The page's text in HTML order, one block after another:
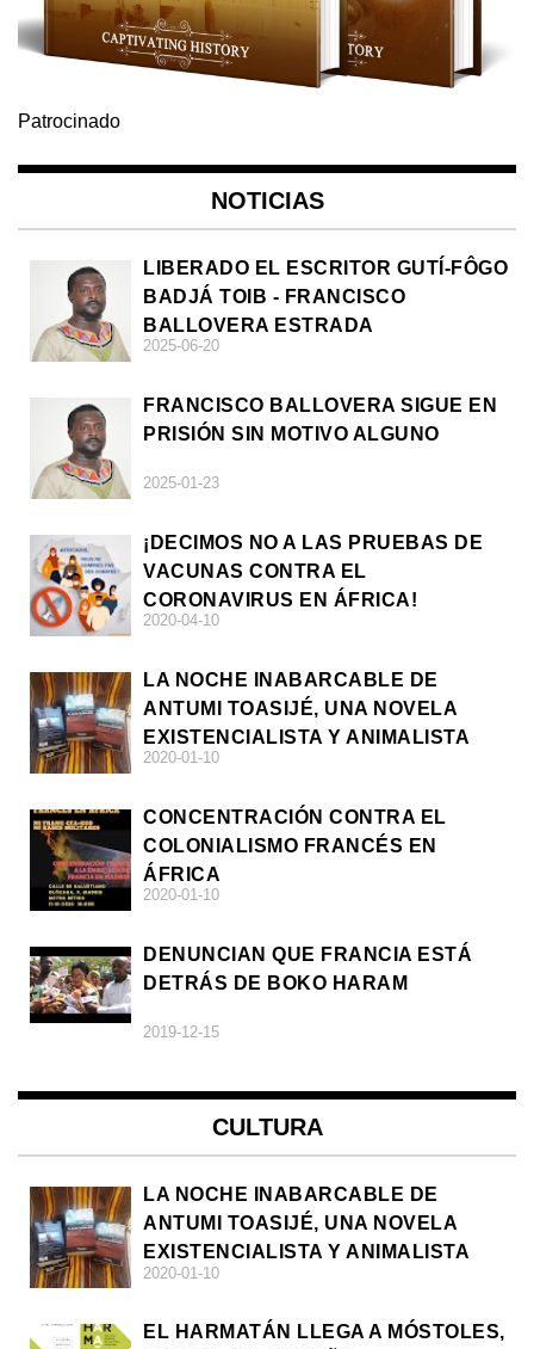
Patrocinado
NOTICIAS
LIBERADO EL ESCRITOR GUTÍ-FÔGO
BADJÁ TOIB - FRANCISCO
BALLOVERA ESTRADA
2025-06-20
FRANCISCO BALLOVERA SIGUE EN
PRISIÓN SIN MOTIVO ALGUNO
2025-01-23
¡DECIMOS NO A LAS PRUEBAS DE
VACUNAS CONTRA EL
CORONAVIRUS EN ÁFRICA!
2020-04-10
LA NOCHE INABARCABLE DE
ANTUMI TOASIJÉ, UNA NOVELA
EXISTENCIALISTA Y ANIMALISTA
2020-01-10
CONCENTRACIÓN CONTRA EL
COLONIALISMO FRANCÉS EN
ÁFRICA
2020-01-10
DENUNCIAN QUE FRANCIA ESTÁ
DETRÁS DE BOKO HARAM
2019-12-15
CULTURA
LA NOCHE INABARCABLE DE
ANTUMI TOASIJÉ, UNA NOVELA
EXISTENCIALISTA Y ANIMALISTA
2020-01-10
EL HARMATÁN LLEGA A MÓSTOLES,